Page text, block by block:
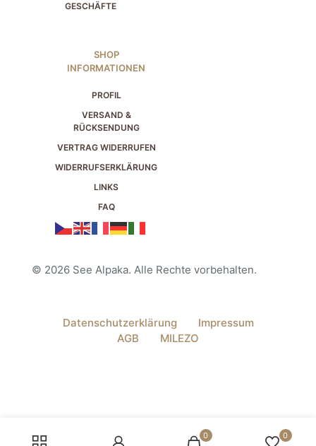
GESCHÄFTE
SHOP
INFORMATIONEN
PROFIL
VERSAND &
RÜCKSENDUNG
VERTRAG WIDERRUFEN
WIDERRUFSERKLÄRUNG
LINKS
FAQ
© 2026 See Alpaka. Alle Rechte vorbehalten.
Datenschutzerklärung
Impressum
AGB
MILEZO
0 0
Vertrag widerrufen